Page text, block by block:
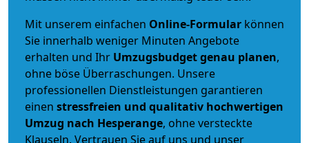
Mit unserem einfachen Online-Formular können
Sie innerhalb weniger Minuten Angebote
erhalten und Ihr Umzugsbudgetgenau planen,
ohne böse Überraschungen. Unsere
professionellen Dienstleistungen garantieren
einen stressfreien und qualitativ hochwertigen
Umzug nach Hesperange, ohne versteckte
Klauseln. Vertrauen Sie auf uns und unser